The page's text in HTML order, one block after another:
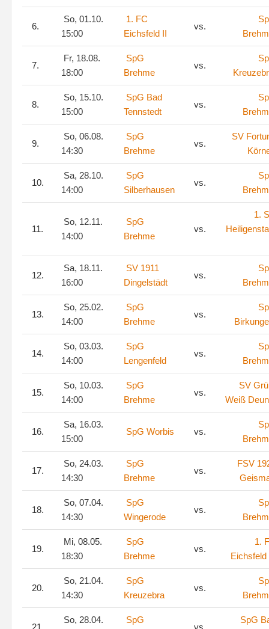
6.
So, 01.10.
15:00
1. FC
Eichsfeld II
vs.
7.
Fr, 18.08.
18:00
SpG
Brehme
vs.
8.
So, 15.10.
15:00
SpG Bad
Tennstedt
vs.
9.
So, 06.08.
14:30
SpG
Brehme
vs.
SV
10.
Sa, 28.10.
14:00
SpG
Silberhausen
vs.
11.
So, 12.11.
14:00
SpG
Brehme
vs.
1.
12.
Sa, 18.11.
16:00
SV 1911
Dingelstädt
vs.
13.
So, 25.02.
14:00
SpG
Brehme
vs.
14.
So, 03.03.
14:00
SpG
Lengenfeld
vs.
15.
So, 10.03.
14:00
SpG
Brehme
vs.
SV
Weiß
16.
Sa, 16.03.
15:00
SpG Worbis vs.
17.
So, 24.03.
14:30
SpG
Brehme
vs.
FSV
18.
So, 07.04.
14:30
SpG
Wingerode
vs.
19.
Mi, 08.05.
18:30
SpG
Brehme
vs.
1.
Eichsfeld
20.
So, 21.04.
14:30
SpG
Kreuzebra
vs.
21.
So, 28.04. SpG
vs.
SpG